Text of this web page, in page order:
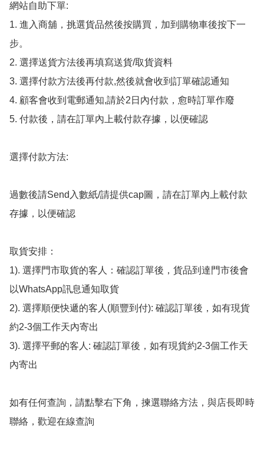
網站自助下單:
1. 進入商舖，挑選貨品然後按購買，加到購物車後按下一
步。
2. 選擇送貨方法後再填寫送貨/取貨資料
3. 選擇付款方法後再付款,然後就會收到訂單確認通知
4. 顧客會收到電郵通知,請於2日內付款，愈時訂單作廢
5. 付款後，請在訂單內上載付款存據，以便確認
選擇付款方法:
過數後請Send入數紙/請提供cap圖，請在訂單內上載付款
存據，以便確認
取貨安排：
1). 選擇門市取貨的客人：確認訂單後，貨品到達門市後會
以WhatsApp訊息通知取貨
2). 選擇順便快遞的客人(順豐到付): 確認訂單後，如有現貨
約2-3個工作天內寄出
3). 選擇平郵的客人: 確認訂單後，如有現貨約2-3個工作天
內寄出
如有任何查詢，請點擊右下角，揀選聯絡方法，與店長即時
聯絡，歡迎在線查詢